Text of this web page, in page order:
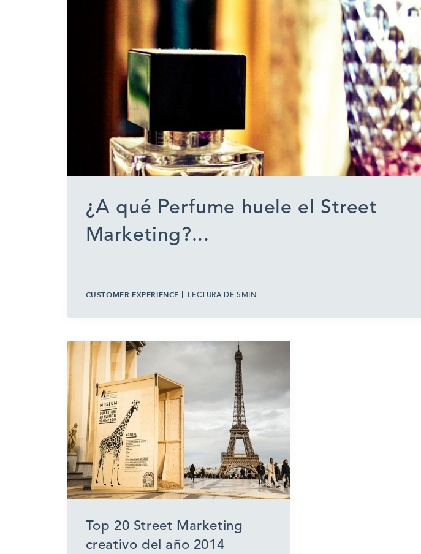
¿A qué Perfume huele el Street
Marketing?...
CUSTOMER EXPERIENCE LECTURA DE 5MIN
Top 20 Street Marketing
creativo del año 2014